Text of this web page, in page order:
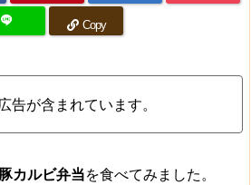
Copy
告が含まれています。
カルビ弁当を食べてみました。